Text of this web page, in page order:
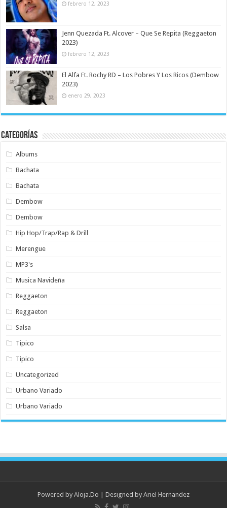
febrero 12, 2023
Jenn Quezada Ft. Alcover – Que Se Repita (Reggaeton
2023)
febrero 12, 2023
El Alfa Ft. Rochy RD – Los Pobres Y Los Ricos (Dembow
2023)
enero 29, 2023
Categorías
Albums
Bachata
Bachata
Dembow
Dembow
Hip Hop/Trap/Rap & Drill
Merengue
MP3's
Musica Navideña
Reggaeton
Reggaeton
Salsa
Tipico
Tipico
Uncategorized
Urbano Variado
Urbano Variado
Powered by Aloja.Do | Designed by Ariel Hernandez